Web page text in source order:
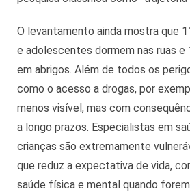
O levantamento ainda mostra que
e adolescentes dormem nas ruas e
em abrigos. Além de todos os
como o acesso a drogas, por
menos visível, mas com
a longo prazos. Especialistas em
crianças são extremamente
que reduz a expectativa de vida,
saúde física e mental quando